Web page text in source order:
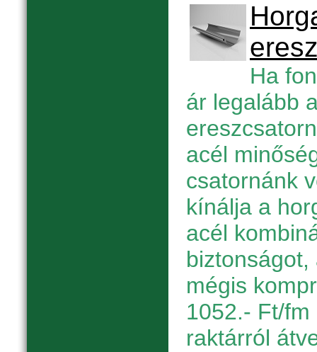
Ha
ár legalább
acél
csatornánk
kínálja a
acél
mégis
1052.- Ft/
raktárról